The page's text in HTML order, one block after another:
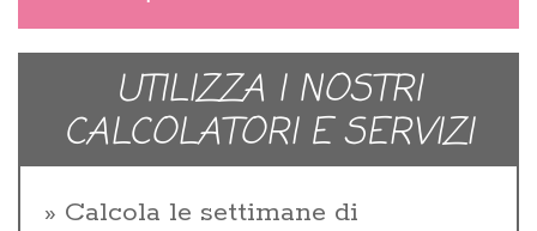
UTILIZZA I NOSTRI
CALCOLATORI E SERVIZI
Calcola le settimane di